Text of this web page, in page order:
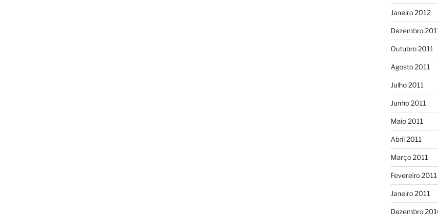
Janeiro 2012
Dezembro
Outubro 2011
Agosto 2011
Julho 2011
Junho 2011
Maio 2011
Abril 2011
Março 2011
Fevereiro 2011
Janeiro 2011
Dezembro